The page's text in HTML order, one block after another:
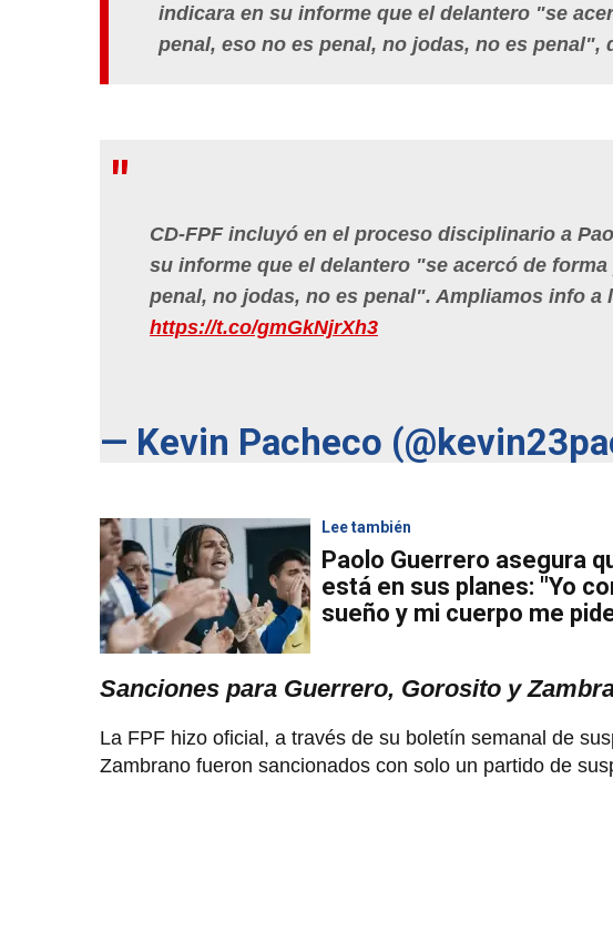
indicara en su informe que el delantero "se
penal, eso no es penal, no jodas, no es penal",
CD-FPF incluyó en el proceso disciplinario a
su informe que el delantero "se acercó de
penal, no jodas, no es penal". Ampliamos info a
https://t.co/gmGkNjrXh3
— Kevin Pacheco
Lee también
Paolo Guerrero asegura
está en sus planes: "Yo
sueño y mi cuerpo me
Sanciones para Guerrero, Gorosito y
La FPF hizo oficial, a través de su boletín semanal de
Zambrano fueron sancionados con solo un partido de